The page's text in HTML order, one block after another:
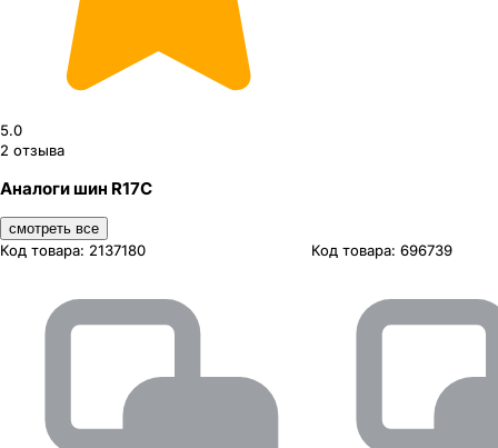
5.0
2 отзыва
Аналоги шин R17C
смотреть все
Код товара: 2137180 Код товара: 696739